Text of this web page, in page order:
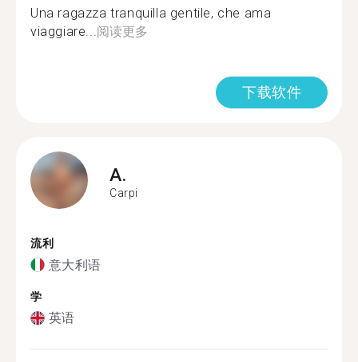
Una ragazza tranquilla gentile, che ama
viaggiare...阅读更多
下载软件
A.
Carpi
流利
意大利语
学
英语